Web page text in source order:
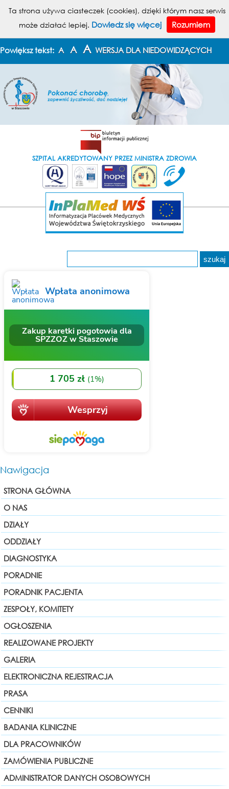
MENU
MAPA STRONY
Powiększ tekst: A A A WERSJA DLA NIEDOWIDZĄCYCH
SZPITAL AKREDYTOWANY PRZEZ MINISTRA ZDROWIA
Nawigacja
STRONA GŁÓWNA
O NAS
DZIAŁY
ODDZIAŁY
DIAGNOSTYKA
PORADNIE
PORADNIK PACJENTA
ZESPOŁY, KOMITETY
OGŁOSZENIA
REALIZOWANE PROJEKTY
GALERIA
ELEKTRONICZNA REJESTRACJA
PRASA
CENNIKI
BADANIA KLINICZNE
DLA PRACOWNIKÓW
ZAMÓWIENIA PUBLICZNE
ADMINISTRATOR DANYCH OSOBOWYCH
Ta strona używa ciasteczek (cookies), dzięki którym nasz serwis
może działać lepiej. Dowiedz się więcej Rozumiem